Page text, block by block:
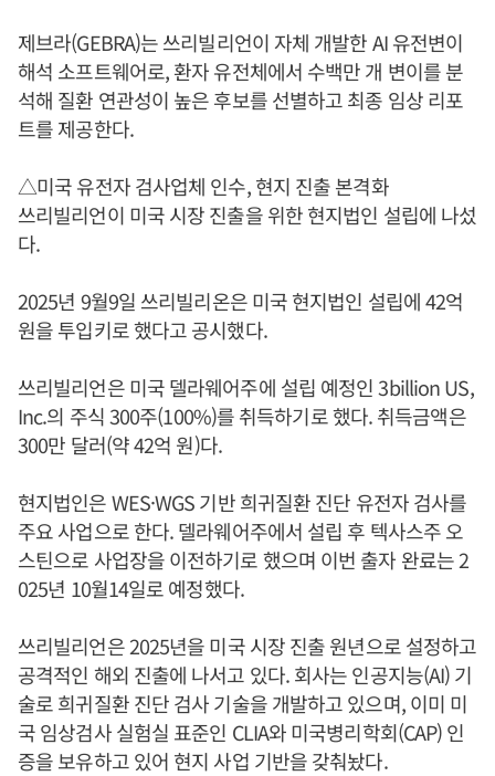
제브라(GEBRA)는 쓰리빌리언이 자체 개발한 AI 유전변이
해석 소프트웨어로, 환자 유전체에서 수백만 개 변이를 분
석해 질환 연관성이 높은 후보를 선별하고 최종 임상 리포
트를 제공한다.
△미국 유전자 검사업체 인수, 현지 진출 본격화
쓰리빌리언이 미국 시장 진출을 위한 현지법인 설립에 나섰
다.
2025년 9월9일 쓰리빌리온은 미국 현지법인 설립에 42억
원을 투입키로 했다고 공시했다.
쓰리빌리언은 미국 델라웨어주에 설립 예정인 3billion US,
Inc.의 주식 300주(100%)를 취득하기로 했다. 취득금액은
300만 달러(약 42억 원)다.
현지법인은 WES·WGS 기반 희귀질환 진단 유전자 검사를
주요 사업으로 한다. 델라웨어주에서 설립 후 텍사스주 오
스틴으로 사업장을 이전하기로 했으며 이번 출자 완료는 2
025년 10월14일로 예정했다.
쓰리빌리언은 2025년을 미국 시장 진출 원년으로 설정하고
공격적인 해외 진출에 나서고 있다. 회사는 인공지능(AI) 기
술로 희귀질환 진단 검사 기술을 개발하고 있으며, 이미 미
국 임상검사 실험실 표준인 CLIA와 미국병리학회(CAP) 인
증을 보유하고 있어 현지 사업 기반을 갖춰놨다.